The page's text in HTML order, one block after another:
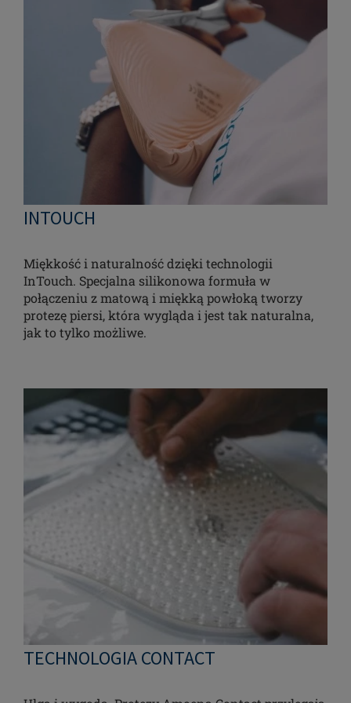
INTOUCH
Miękkość i naturalność dzięki technologii
InTouch. Specjalna silikonowa formuła w
połączeniu z matową i miękką powłoką tworzy
protezę piersi, która wygląda i jest tak naturalna,
jak to tylko możliwe.
TECHNOLOGIA CONTACT